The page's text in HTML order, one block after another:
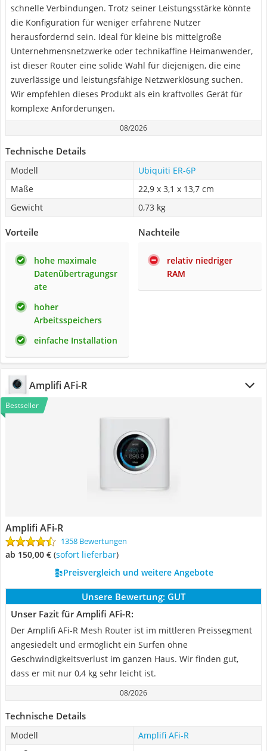
schnelle Verbindungen. Trotz seiner Leistungsstärke könnte
die Konfiguration für weniger erfahrene Nutzer
herausfordernd sein. Ideal für kleine bis mittelgroße
Unternehmensnetzwerke oder technikaffine Heimanwender,
ist dieser Router eine solide Wahl für diejenigen, die eine
zuverlässige und leistungsfähige Netzwerklösung suchen.
Wir empfehlen dieses Produkt als ein kraftvolles Gerät für
komplexe Anforderungen.
08/2026
Technische Details
Modell
Ubiquiti ‎ER-6P
Maße
22,9 x 3,1 x 13,7 cm
Gewicht
0,73 kg
Vorteile
hohe maximale
Datenübertragungsr
ate
hoher
Arbeitsspeichers
einfache Installation
Nachteile
relativ niedriger
RAM
Amplifi AFi-R
Bestseller
Amplifi AFi-R
1358 Bewertungen
ab 150,00 € ( Sofort lieferbar)
Preisvergleich und weitere Angebote
Unsere Bewertung: GUT
Unser Fazit für Amplifi AFi-R:
Der Amplifi AFi-R Mesh Router ist im mittleren Preissegment
angesiedelt und ermöglicht ein Surfen ohne
Geschwindigkeitsverlust im ganzen Haus. Wir finden gut,
dass er mit nur 0,4 kg sehr leicht ist.
08/2026
Technische Details
Modell
Amplifi AFi-R